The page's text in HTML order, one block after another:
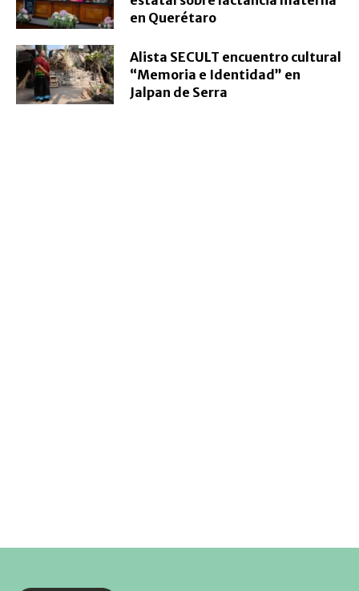
en Querétaro
Alista SECULT encuentro cultural
“Memoria e Identidad” en
Jalpan de Serra